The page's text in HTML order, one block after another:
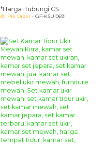
*Harga Hubungi CS
Pre Order - GF-KSU 069